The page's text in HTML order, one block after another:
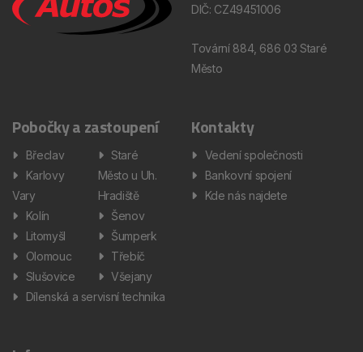
DIČ: CZ49451006
Tovární 884, 686 03 Staré
Město
Pobočky a zastoupení
Břeclav
Karlovy
Vary
Kolín
Litomyšl
Olomouc
Slušovice
Staré
Město u Uh.
Hradiště
Šenov
Šumperk
Třebíč
Všejany
Dílenská a servisní technika
Kontakty
Vedení společnosti
Bankovní spojení
Kde nás najdete